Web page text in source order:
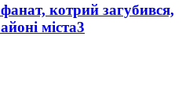
котрий загубився,
міста3